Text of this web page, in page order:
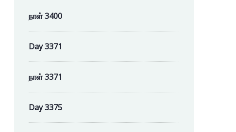
நாள் 3400
Day 3371
நாள் 3371
Day 3375